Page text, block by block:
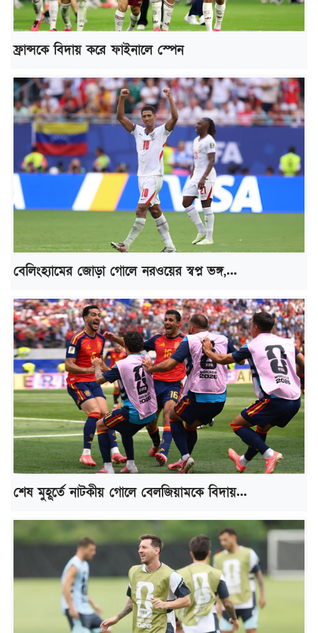
ফ্রান্সকে বিদায় করে ফাইনালে স্পেন
বেলিংহ্যামের জোড়া গোলে নরওয়ের স্বপ্ন ভঙ্গ,...
শেষ মুহূর্তে নাটকীয় গোলে বেলজিয়ামকে বিদায়...